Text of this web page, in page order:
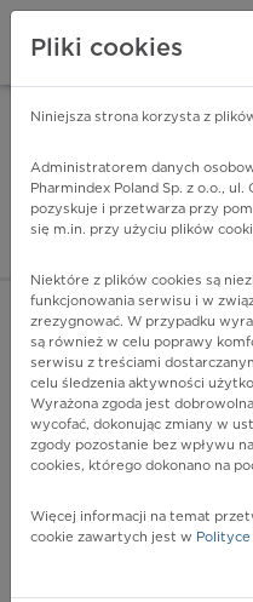
ZALOGUJ SIĘ
Pliki cookies
Niniejsza strona korzysta z
Administratorem danych
Pharmindex Poland Sp. z o.o.,
pozyskuje i przetwarza przy
się m.in. przy użyciu plików
Niektóre z plików cookies są
funkcjonowania serwisu i w
zrezygnować. W przypadku
są również w celu poprawy
serwisu z treściami
celu śledzenia aktywności
Wyrażona zgoda jest
wycofać, dokonując zmiany w
zgody pozostanie bez wpływu
cookies, którego dokonano na
Więcej informacji na temat
cookie zawartych jest w
ZA DARMO - w